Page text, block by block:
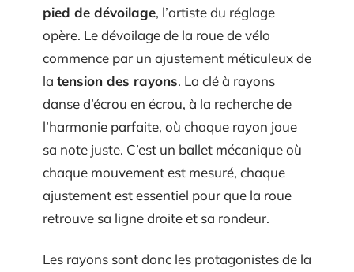
pied de dévoilage, l’artiste du réglage
opère. Le dévoilage de la roue de vélo
commence par un ajustement méticuleux de
la tension des rayons. La clé à rayons
danse d’écrou en écrou, à la recherche de
l’harmonie parfaite, où chaque rayon joue
sa note juste. C’est un ballet mécanique où
chaque mouvement est mesuré, chaque
ajustement est essentiel pour que la roue
retrouve sa ligne droite et sa rondeur.
Les rayons sont donc les protagonistes de la